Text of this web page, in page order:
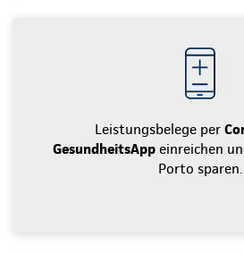
Leistungsbelege per
GesundheitsAppeinreichen
Porto sparen.